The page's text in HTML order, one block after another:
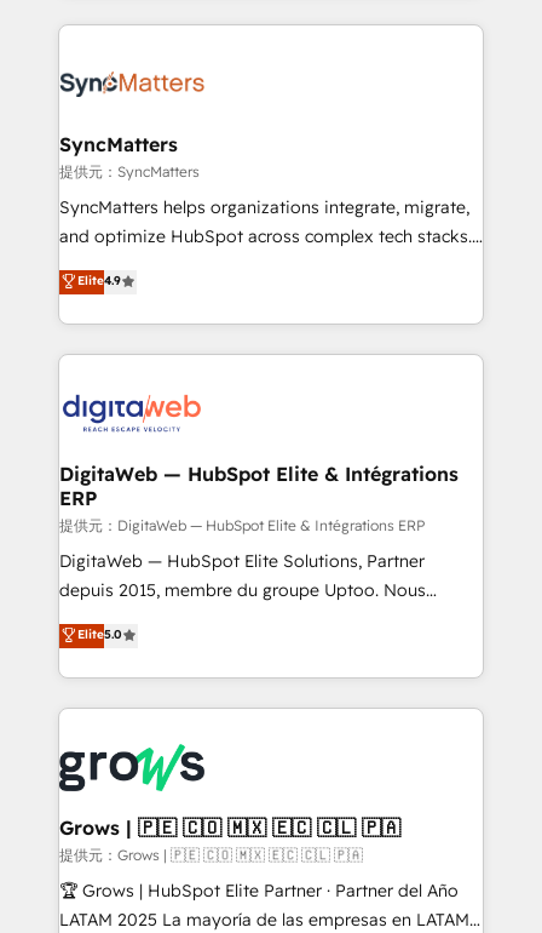
onboarding in weeks Growth-Track: Unlock
advanced optimization & adoption 📍 São Paulo, BR
experience with CRM, Marketing, Sales & Service
Own back-end developers - Complex data
View, SuperOffice) - Custom integrations (e.g. MS
Business Central, Navision, AX, SAP, Exact, AFAS) We
focus on growing B2B companies in the SME sector
such as manufacturing, SaaS, business services and
partner, we know how important user adoption is.
That's why we have developed a step-by-step
technology and people with each other. Together we
strive for optimal customer processes and
SyncMatters
提供元：SyncMatters
SyncMatters helps organizations integrate, migrate,
and optimize HubSpot across complex tech stacks.
From CRM data migrations to real-time integrations
and portal consolidations, we ensure clean, reliable
data across every system. Core Solutions: -
HubSpot CRM Data Migration - Custom HubSpot
Synchronization - HubSpot Portal Consolidation -
to HubSpot migrations - HubSpot and NetSuite or
ERP integrations - Multi-system data
synchronization - Fixing broken or unreliable
integrations Trusted by RevOps teams to manage
complex, high-risk CRM migrations and integrations.
Elite4.9
DigitaWeb — HubSpot Elite & Intégrations
ERP
提供元：DigitaWeb — HubSpot Elite & Intégrations ERP
DigitaWeb — HubSpot Elite Solutions, Partner
depuis 2015, membre du groupe Uptoo. Nous
aidons les ETI et PME B2B à unifier Marketing,
Ventes et Service sur HubSpot grâce à la Revenue
Architecture : alignement des équipes, pipeline
prévisible, croissance mesurable. 🔌 Intégrations
Dynamics..), VOIP (Aircall, Ringover, Modjo), Shopify,
Oneflow. 💻 Développements custom : CRM UI
Extensions (React), Serverless Node.js, Custom
Objects, thèmes HubL, agents IA & Breeze AI. 🎯
Secteurs : Industrie, Distribution B2B, SaaS, Services
B2B, Immobilier, Viticulture, Finance. 🚀 Nos livrables
Elite5.0
Grows | 🇵🇪 🇨🇴 🇲🇽 🇪🇨 🇨🇱 🇵🇦
提供元：Grows | 🇵🇪 🇨🇴 🇲🇽 🇪🇨 🇨🇱 🇵🇦
🏆 Grows | HubSpot Elite Partner · Partner del Año
LATAM 2025 La mayoría de las empresas en LATAM